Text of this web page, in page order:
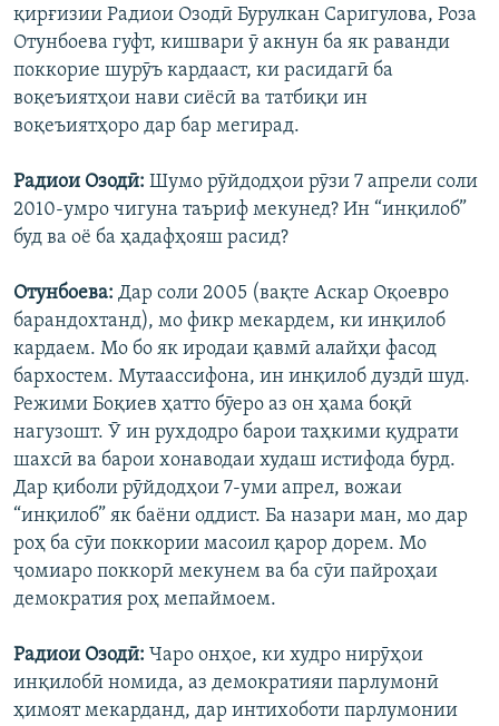
қирғизии Радиои Озодӣ Бурулкан Саригулова, Роза
Отунбоева гуфт, кишвари ӯ акнун ба як раванди
поккорие шурӯъ кардааст, ки расидагӣ ба
воқеъиятҳои нави сиёсӣ ва татбиқи ин
воқеъиятҳоро дар бар мегирад.
Радиои Озодӣ: Шумо рӯйдодҳои рӯзи 7 апрели соли
2010-умро чигуна таъриф мекунед? Ин “инқилоб”
буд ва оё ба ҳадафҳояш расид?
Отунбоева: Дар соли 2005 (вақте Аскар Оқоевро
барандохтанд), мо фикр мекардем, ки инқилоб
кардаем. Мо бо як иродаи қавмӣ алайҳи фасод
бархостем. Мутаассифона, ин инқилоб дуздӣ шуд.
Режими Боқиев ҳатто бӯеро аз он ҳама боқӣ
нагузошт. Ӯ ин рухдодро барои таҳкими қудрати
шахсӣ ва барои хонаводаи худаш истифода бурд.
Дар қиболи рӯйдодҳои 7-уми апрел, вожаи
“инқилоб” як баёни оддист. Ба назари ман, мо дар
роҳ ба сӯи поккории масоил қарор дорем. Мо
ҷомиаро поккорӣ мекунем ва ба сӯи пайроҳаи
демократия роҳ мепаймоем.
Радиои Озодӣ: Чаро онҳое, ки худро нирӯҳои
инқилобӣ номида, аз демократияи парлумонӣ
ҳимоят мекарданд, дар интихоботи парлумонии